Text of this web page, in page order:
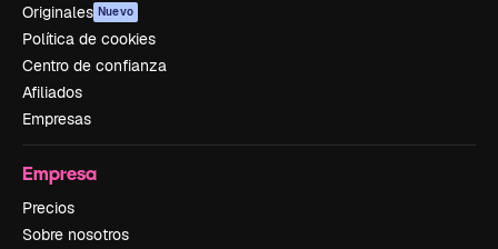
Originales Nuevo
Política de cookies
Centro de confianza
Afiliados
Empresas
Empresa
Precios
Sobre nosotros